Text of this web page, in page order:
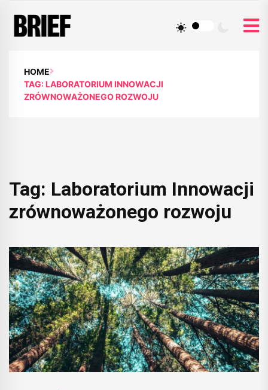
HOME
TAG: LABORATORIUM INNOWACJI
ZRÓWNOWAŻONEGO ROZWOJU
Tag: Laboratorium Innowacji
zrównoważonego rozwoju